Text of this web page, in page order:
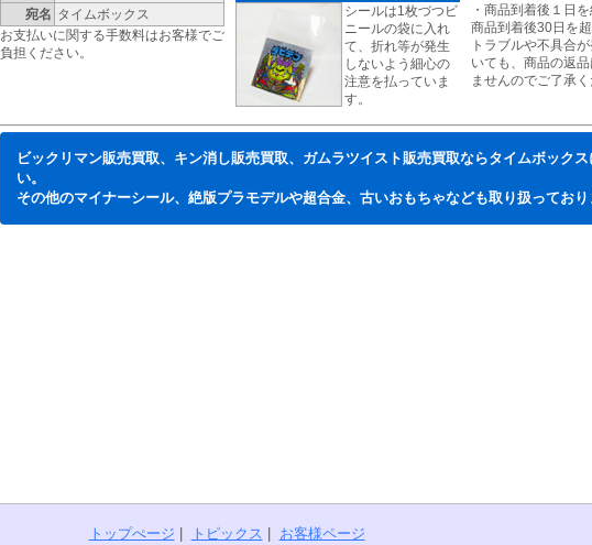
宛名 タイムボックス
お支払いに関する手数料はお客様でご
負担ください。
シールは1枚づつビ
ニールの袋に入れ
て、折れ等が発生
しないよう細心の
注意を払っていま
す。
・商品到着後１日
商品到着後30日を
トラブルや不具合
いても、商品の返
ませんのでご了承く
ビックリマン販売買取、キン消し販売買取、ガムラツイスト販売買取ならタイムボックス
い。
その他のマイナーシール、絶版プラモデルや超合金、古いおもちゃなども取り扱っており
トップぺージ トピックス お客様ページ